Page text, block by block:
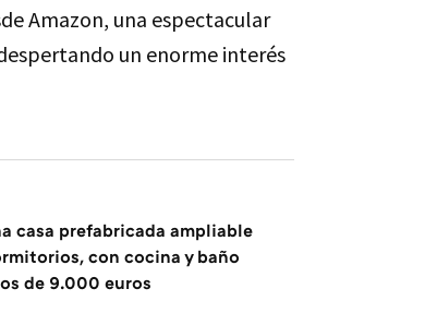
Amazon, una espectacular
un enorme interés
casa prefabricada ampliable
con cocina y baño
de 9.000 euros